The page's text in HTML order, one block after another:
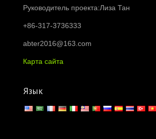
Руководитель проекта:Лиза Тан
+86-317-3736333
abter2016@163.com
Карта сайта
Язык